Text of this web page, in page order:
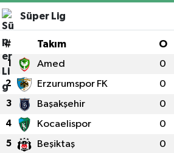
Süper Lig
# Takım O
1 Amed 0
2 Erzurumspor FK 0
3 Başakşehir 0
4 Kocaelispor 0
5 Beşiktaş 0